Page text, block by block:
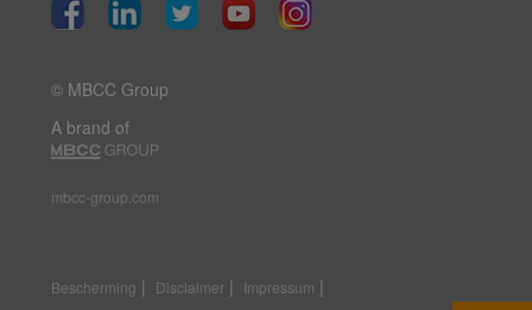
© MBCC Group
A brand of
mbcc-group.com
Bescherming | Disclaimer | Impressum |